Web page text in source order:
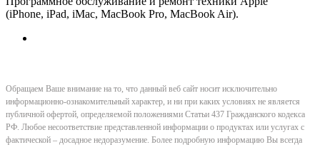
(iPhone, iPad, iMac, MacBook Pro, MacBook Air).
Обращаем Ваше внимание на то, что данный веб сайт носит исключительно
информационно-ознакомительный характер, и ни при каких условиях не является
публичной офертой, определяемой положениями Статьи 437 Гражданского кодекса
РФ. Любое несоответствие представленной информации о продуктах или услугах с
фактической – досадное недоразумение. Более подробную информацию Вы всегда